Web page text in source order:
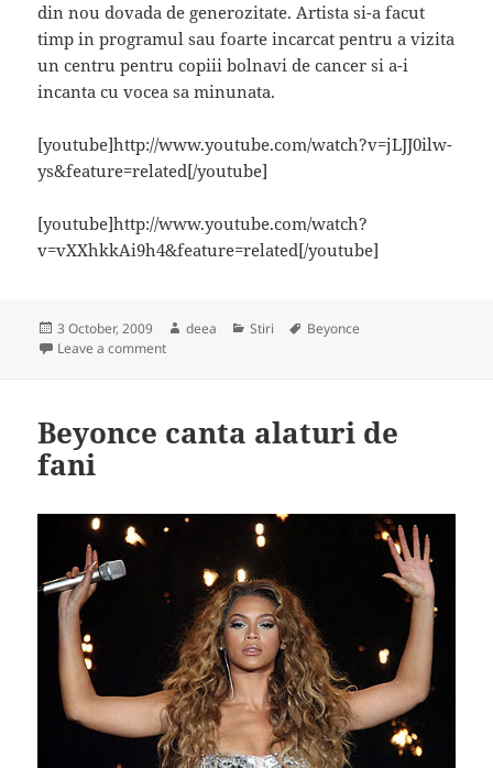
din nou dovada de generozitate. Artista si-a facut
timp in programul sau foarte incarcat pentru a vizita
un centru pentru copiii bolnavi de cancer si a-i
incanta cu vocea sa minunata.
[youtube]http://www.youtube.com/watch?v=jLJJ0ilw-
ys&feature=related[/youtube]
[youtube]http://www.youtube.com/watch?
v=vXXhkkAi9h4&feature=related[/youtube]
Posted
on
3 October, 2009 Author
deea Categories
Stiri Tags
Beyonce
Leave a commenton Beyonce a cantat pentru copiii din Singapore
Beyonce canta alaturi de
fani